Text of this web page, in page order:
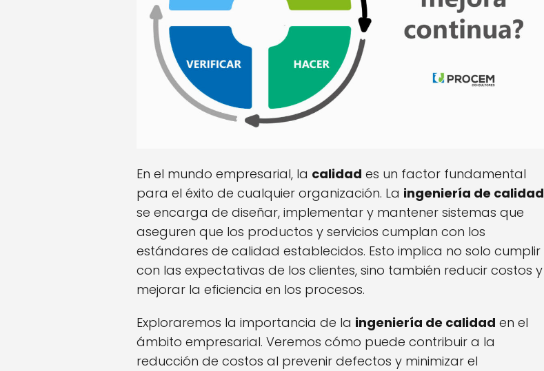
En el mundo empresarial, la calidad es un factor fundamental
para el éxito de cualquier organización. La ingeniería de calidad
se encarga de diseñar, implementar y mantener sistemas que
aseguren que los productos y servicios cumplan con los
estándares de calidad establecidos. Esto implica no solo cumplir
con las expectativas de los clientes, sino también reducir costos y
mejorar la eficiencia en los procesos.
Exploraremos la importancia de la ingeniería de calidad en el
ámbito empresarial. Veremos cómo puede contribuir a la
reducción de costos al prevenir defectos y minimizar el